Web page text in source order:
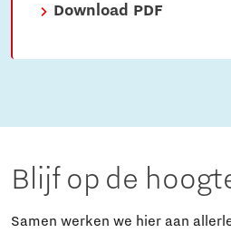
Download PDF
Blijf op de
Samen werken we hier aan